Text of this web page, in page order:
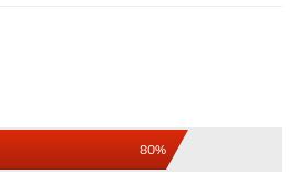
80%